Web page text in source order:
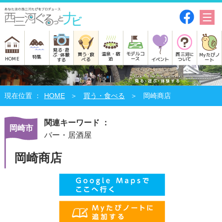
HOME 特集
見る･遊
ぶ･体験
する
買う･食
べる
温泉・宿
泊
モデルコ
ース イベント
西三河に
ついて
Myたびノ
ート
HOME 買う・食べる 岡崎商店
岡崎市
関連キーワード ：
バー・居酒屋
岡崎商店